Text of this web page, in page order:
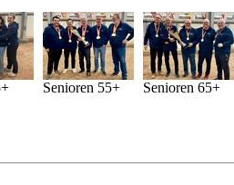
Senioren 55+ Senioren 65+